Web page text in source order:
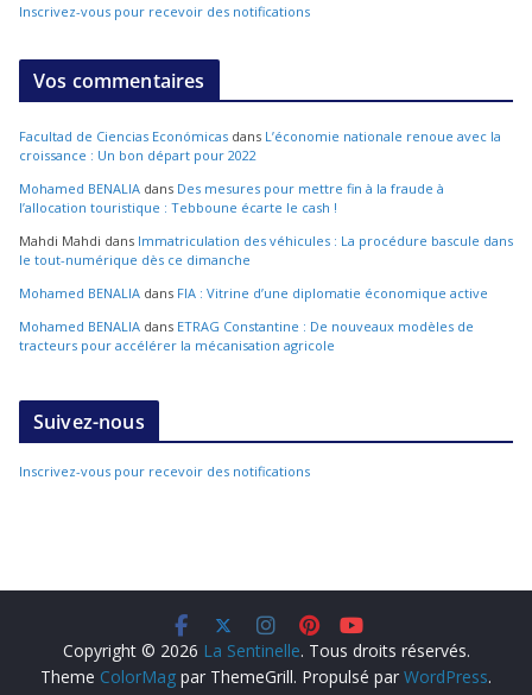
Inscrivez-vous pour recevoir des notifications
Vos commentaires
Facultad de Ciencias Económicas dans L’économie nationale renoue avec la
croissance : Un bon départ pour 2022
Mohamed BENALIA dans Des mesures pour mettre fin à la fraude à
l’allocation touristique : Tebboune écarte le cash !
Mahdi Mahdi dans Immatriculation des véhicules : La procédure bascule dans
le tout-numérique dès ce dimanche
Mohamed BENALIA dans FIA : Vitrine d’une diplomatie économique active
Mohamed BENALIA dans ETRAG Constantine : De nouveaux modèles de
tracteurs pour accélérer la mécanisation agricole
Suivez-nous
Inscrivez-vous pour recevoir des notifications
Copyright © 2026 La Sentinelle. Tous droits réservés.
Theme ColorMag par ThemeGrill. Propulsé par WordPress.